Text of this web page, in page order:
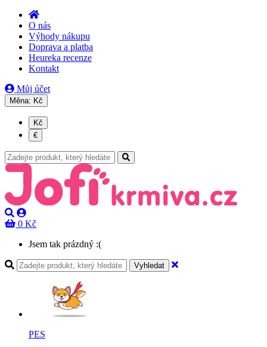
O nás
Výhody nákupu
Doprava a platba
Heureka recenze
Kontakt
Můj účet
Měna: Kč
Kč
€
0 Kč
Jsem tak prázdný :(
Vyhledat
PES